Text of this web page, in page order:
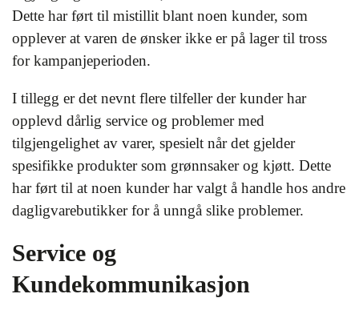
Dette har ført til mistillit blant noen kunder, som
opplever at varen de ønsker ikke er på lager til tross
for kampanjeperioden.
I tillegg er det nevnt flere tilfeller der kunder har
opplevd dårlig service og problemer med
tilgjengelighet av varer, spesielt når det gjelder
spesifikke produkter som grønnsaker og kjøtt. Dette
har ført til at noen kunder har valgt å handle hos andre
dagligvarebutikker for å unngå slike problemer.
Service og
Kundekommunikasjon